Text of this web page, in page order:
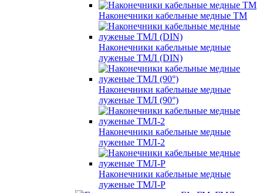
Наконечники кабельные медные ТМ
Наконечники кабельные медные
луженые ТМЛ (DIN)
Наконечники кабельные медные
луженые ТМЛ (90°)
Наконечники кабельные медные
луженые ТМЛ-2
Наконечники кабельные медные
луженые ТМЛ-Р